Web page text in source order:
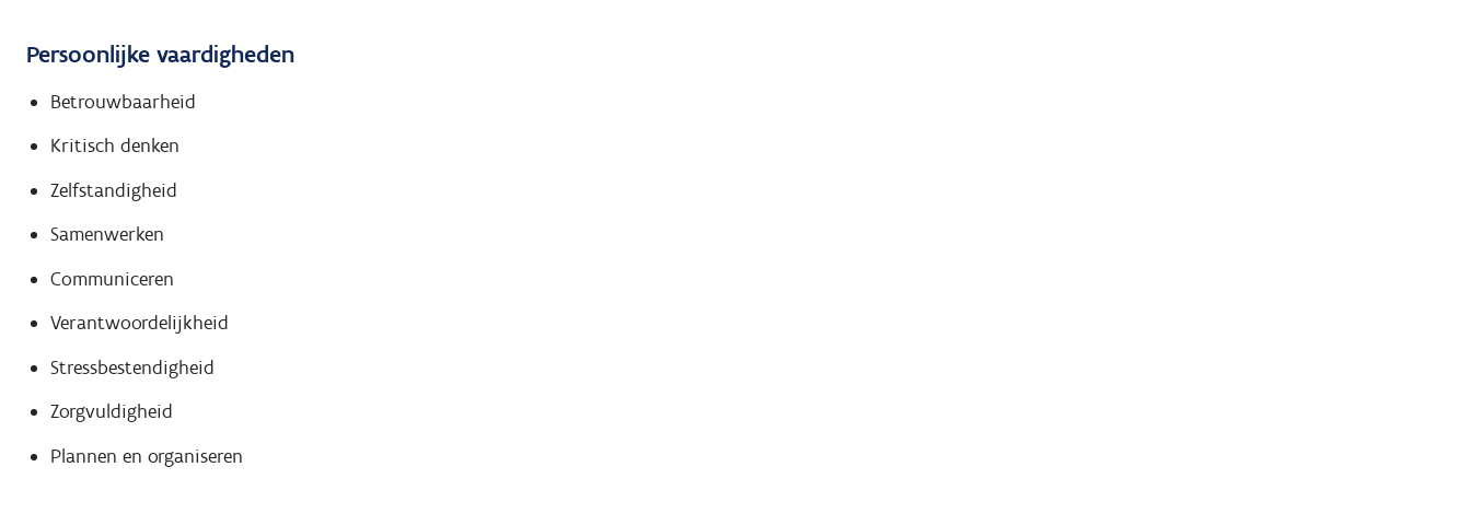
Persoonlijke vaardigheden
Betrouwbaarheid
Kritisch denken
Zelfstandigheid
Samenwerken
Communiceren
Verantwoordelijkheid
Stressbestendigheid
Zorgvuldigheid
Plannen en organiseren